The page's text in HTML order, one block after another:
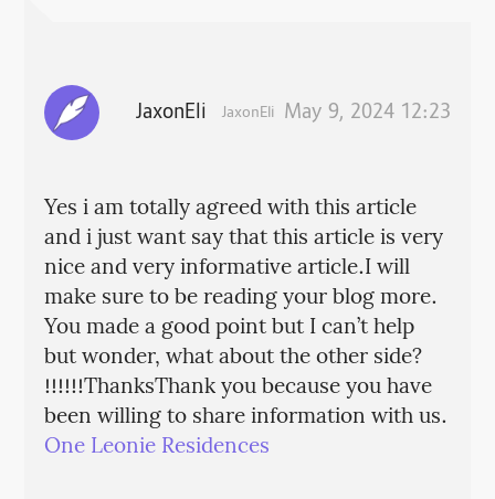
JaxonEli JaxonEli May 9, 2024 12:23
Yes i am totally agreed with this article
and i just want say that this article is very
nice and very informative article.I will
make sure to be reading your blog more.
You made a good point but I can’t help
but wonder, what about the other side?
!!!!!!ThanksThank you because you have
been willing to share information with us.
One Leonie Residences